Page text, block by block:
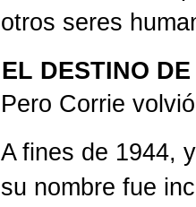
otros seres
EL DESTINO
Pero Corrie
A fines de 1944,
su nombre fue